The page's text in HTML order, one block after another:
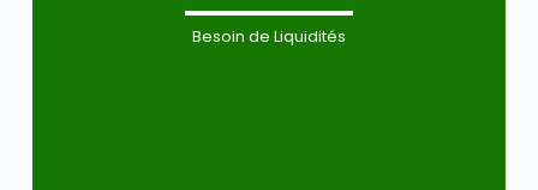
Besoin de Liquidités